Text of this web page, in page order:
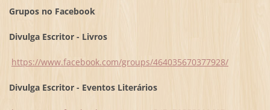
Grupos no Facebook
Divulga Escritor - Livros
https://www.facebook.com/groups/464035670377928/
Divulga Escritor - Eventos Literários